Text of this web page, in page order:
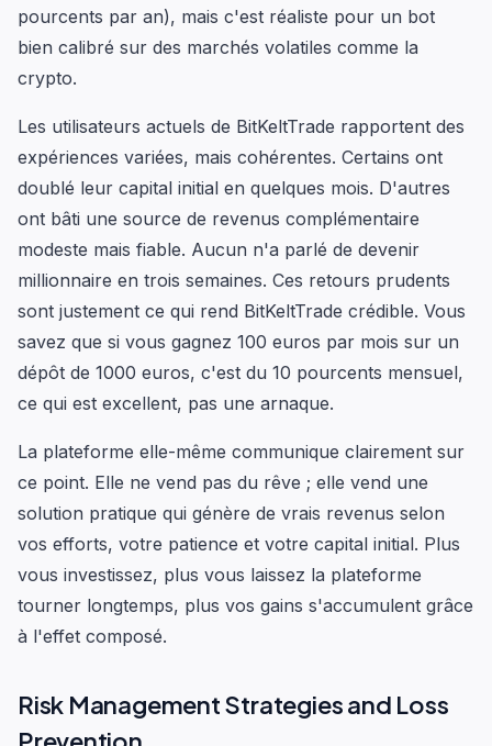
pourcents par an), mais c'est réaliste pour un bot
bien calibré sur des marchés volatiles comme la
crypto.
Les utilisateurs actuels de BitKeltTrade rapportent des
expériences variées, mais cohérentes. Certains ont
doublé leur capital initial en quelques mois. D'autres
ont bâti une source de revenus complémentaire
modeste mais fiable. Aucun n'a parlé de devenir
millionnaire en trois semaines. Ces retours prudents
sont justement ce qui rend BitKeltTrade crédible. Vous
savez que si vous gagnez 100 euros par mois sur un
dépôt de 1000 euros, c'est du 10 pourcents mensuel,
ce qui est excellent, pas une arnaque.
La plateforme elle-même communique clairement sur
ce point. Elle ne vend pas du rêve ; elle vend une
solution pratique qui génère de vrais revenus selon
vos efforts, votre patience et votre capital initial. Plus
vous investissez, plus vous laissez la plateforme
tourner longtemps, plus vos gains s'accumulent grâce
à l'effet composé.
Risk Management Strategies and Loss